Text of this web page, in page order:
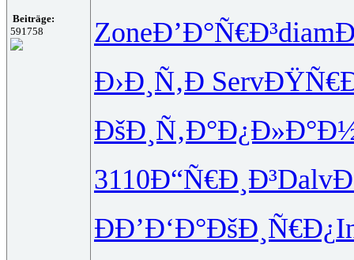
Beiträge:
591758
ZoneÐ’Ð°Ñ€Ð³diam
Ð›Ð¸Ñ‚Ð Serv
ÐšÐ¸Ñ‚Ð°
3110Ð“Ñ€Ð¸Ð³Dalv
ÐÐ’Ð‘Ð°ÐšÐ¸Ñ€Ð¿